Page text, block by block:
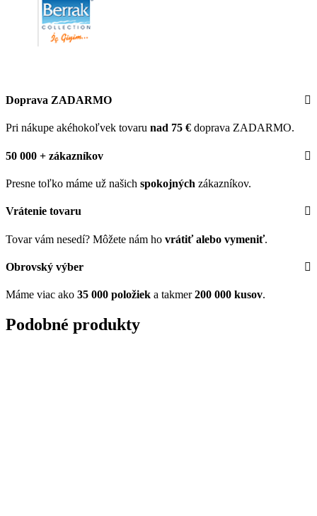
Doprava ZADARMO
Pri nákupe akéhokoľvek tovaru nad 75 € doprava ZADARMO.
50 000 + zákazníkov
Presne toľko máme už našich spokojných zákazníkov.
Vrátenie tovaru
Tovar vám nesedí? Môžete nám ho vrátiť alebo vymeniť.
Obrovský výber
Máme viac ako 35 000 položiek a takmer200 000 kusov.
Podobné produkty